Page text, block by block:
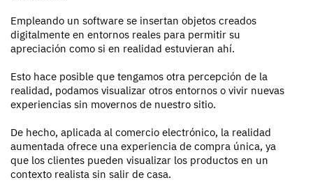
Empleando un software se insertan objetos creados
digitalmente en entornos reales para permitir su
apreciación como si en realidad estuvieran ahí.
Esto hace posible que tengamos otra percepción de la
realidad, podamos visualizar otros entornos o vivir nuevas
experiencias sin movernos de nuestro sitio.
De hecho, aplicada al comercio electrónico, la realidad
aumentada ofrece una experiencia de compra única, ya
que los clientes pueden visualizar los productos en un
contexto realista sin salir de casa.